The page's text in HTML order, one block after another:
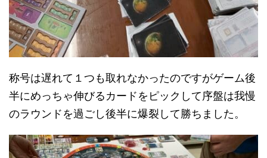
称号は遅れて１つも取れなかったのですがゲーム後
半にめっちゃ伸びるカードをピックして序盤は我慢
のラウンドを過ごし後半に爆裂して勝ちました。